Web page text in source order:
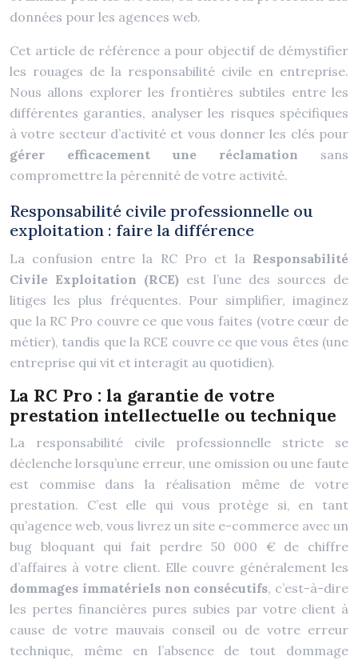
données pour les agences web.
Cet article de référence a pour objectif de démystifier
les rouages de la responsabilité civile en entreprise.
Nous allons explorer les frontières subtiles entre les
différentes garanties, analyser les risques spécifiques
à votre secteur d’activité et vous donner les clés pour
gérer efficacement une réclamation sans
compromettre la pérennité de votre activité.
Responsabilité civile professionnelle ou
exploitation : faire la différence
La confusion entre la RC Pro et la Responsabilité
Civile Exploitation (RCE) est l’une des sources de
litiges les plus fréquentes. Pour simplifier, imaginez
que la RC Pro couvre ce que vous faites (votre cœur de
métier), tandis que la RCE couvre ce que vous êtes (une
entreprise qui vit et interagit au quotidien).
La RC Pro : la garantie de votre
prestation intellectuelle ou technique
La responsabilité civile professionnelle stricte se
déclenche lorsqu’une erreur, une omission ou une faute
est commise dans la réalisation même de votre
prestation. C’est elle qui vous protège si, en tant
qu’agence web, vous livrez un site e-commerce avec un
bug bloquant qui fait perdre 50 000 € de chiffre
d’affaires à votre client. Elle couvre généralement les
dommages immatériels non consécutifs, c’est-à-dire
les pertes financières pures subies par votre client à
cause de votre mauvais conseil ou de votre erreur
technique, même en l’absence de tout dommage